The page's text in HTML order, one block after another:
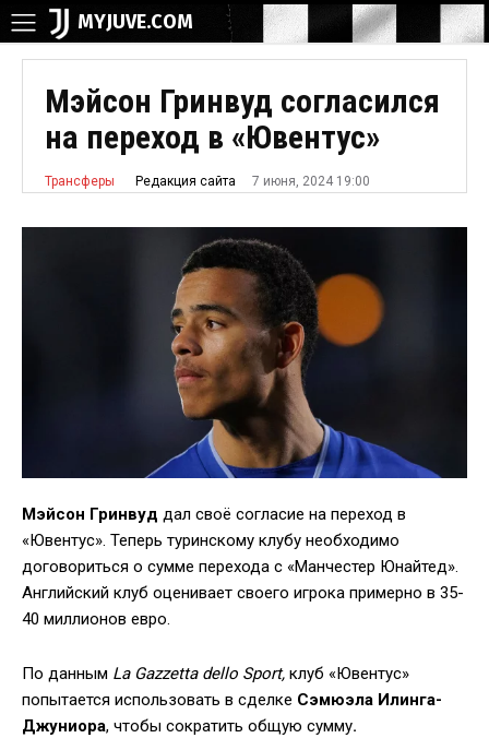
MYJUVE.COM
Мэйсон Гринвуд согласился
на переход в «Ювентус»
Трансферы Редакция сайта 7 июня, 2024 19:00
Мэйсон Гринвуд дал своё согласие на переход в
«Ювентус». Теперь туринскому клубу необходимо
договориться о сумме перехода с «Манчестер Юнайтед».
Английский клуб оценивает своего игрока примерно в 35-
40 миллионов евро.
По данным La Gazzetta dello Sport, клуб «Ювентус»
попытается использовать в сделке Сэмюэла Илинга-
Джуниора, чтобы сократить общую сумму.